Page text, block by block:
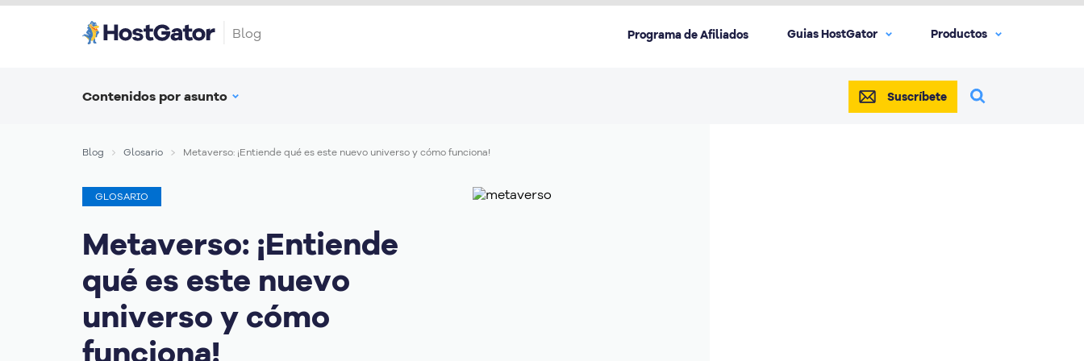
Blog Programa de Afiliados Guias HostGator Productos
Contenidos por asunto Suscríbete
Blog Glosario Metaverso: ¡Entiende qué es este nuevo universo y cómo funciona!
GLOSARIO
Metaverso: ¡Entiende
qué es este nuevo
universo y cómo
funciona!